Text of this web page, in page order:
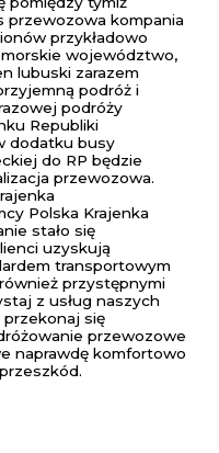
przewozowa kompania
przykładowo
województwo,
lubuski zarazem
podróż i
podróży
Republiki
dodatku busy
do RP będzie
przewozowa.
Polska Krajenka
stało się
uzyskują
transportowym
przystępnymi
z usług naszych
się
przewozowe
naprawdę komfortowo